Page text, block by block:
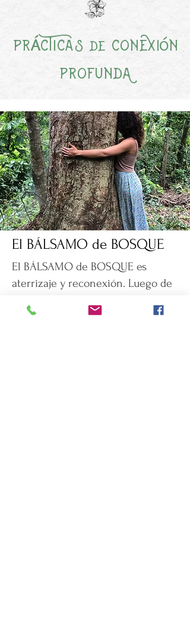
PrÁcTicas deConeXión
ProfundA
El BÁLSAMO de BOSQUE
El BÁLSAMO de BOSQUE es
aterrizaje y reconexión. Luego de
caminamos respirando con el